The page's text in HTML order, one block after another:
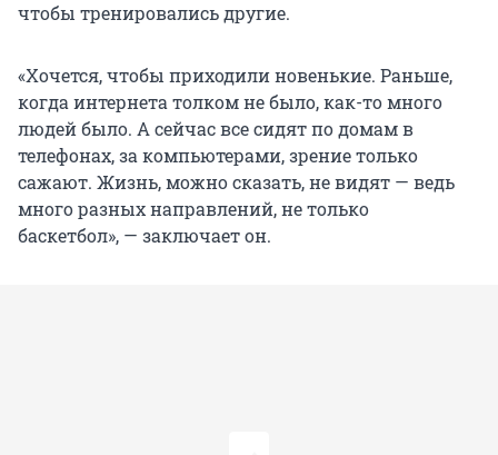
чтобы тренировались другие.
«Хочется, чтобы приходили новенькие. Раньше,
когда интернета толком не было, как-то много
людей было. А сейчас все сидят по домам в
телефонах, за компьютерами, зрение только
сажают. Жизнь, можно сказать, не видят — ведь
много разных направлений, не только
баскетбол», — заключает он.